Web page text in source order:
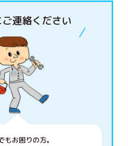
連絡ください
もお困りの方。